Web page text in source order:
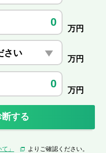
万円
さい
万円
万円
する
」 よりご確認ください。